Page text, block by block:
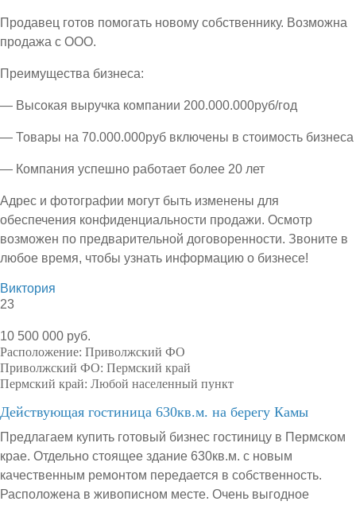
Продавец готов помогать новому собственнику. Возможна
продажа с ООО.
Преимущества бизнеса:
— Высокая выручка компании 200.000.000руб/год
— Товары на 70.000.000руб включены в стоимость бизнеса
— Компания успешно работает более 20 лет
Адрес и фотографии могут быть изменены для
обеспечения конфиденциальности продажи. Осмотр
возможен по предварительной договоренности. Звоните в
любое время, чтобы узнать информацию о бизнесе!
Виктория
23
10 500 000 руб.
Расположение: Приволжский ФО
Приволжский ФО: Пермский край
Пермский край: Любой населенный пункт
Действующая гостиница 630кв.м. на берегу Камы
Предлагаем купить готовый бизнес гостиницу в Пермском
крае. Отдельно стоящее здание 630кв.м. с новым
качественным ремонтом передается в собственность.
Расположена в живописном месте. Очень выгодное